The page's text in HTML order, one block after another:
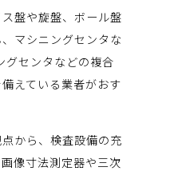
盤や旋盤、ボール盤
マシニングセンタな
グセンタなどの複合
えている業者がおす
から、検査設備の充
像寸法測定器や三次